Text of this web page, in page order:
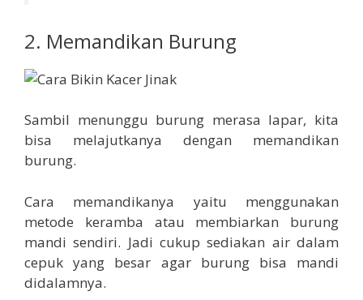
2. Memandikan Burung
Sambil menunggu burung merasa lapar, kita
bisa melajutkanya dengan memandikan
burung.
Cara memandikanya yaitu menggunakan
metode keramba atau membiarkan burung
mandi sendiri. Jadi cukup sediakan air dalam
cepuk yang besar agar burung bisa mandi
didalamnya.